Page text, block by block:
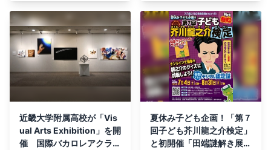
近畿大学附属高校が「Vis
ual Arts Exhibition」を開
催 国際バカロレアクラス
夏休み子ども企画！「第７
回子ども芥川龍之介検定」
と初開催「田端謎解き展